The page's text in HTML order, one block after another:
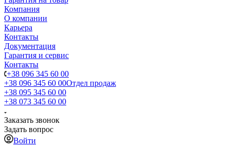
Компания
О компании
Карьера
Контакты
Документация
Гарантия и сервис
Контакты
+38 096 345 60 00
+38 096 345 60 00Отдел продаж
+38 095 345 60 00
+38 073 345 60 00
Заказать звонок
Задать вопрос
Войти